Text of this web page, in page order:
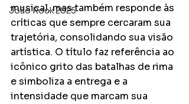
João Rock 2025
musical, mas também responde às
críticas que sempre cercaram sua
trajetória, consolidando sua visão
artística. O título faz referência ao
icônico grito das batalhas de rima
e simboliza a entrega e a
intensidade que marcam sua